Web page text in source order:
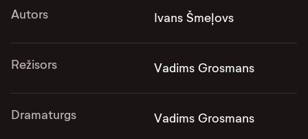
Autors Ivans Šmeļovs
Režisors Vadims Grosmans
Dramaturgs Vadims Grosmans